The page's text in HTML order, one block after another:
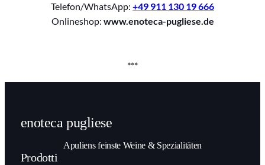
Telefon/WhatsApp: +49 911 130 19 666
Onlineshop: www.enoteca-pugliese.de
***
enoteca pugliese
Apuliens feinste Weine & Spezialitäten
Prodotti